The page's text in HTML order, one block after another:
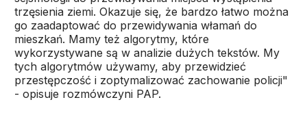
trzęsienia ziemi. Okazuje się, że bardzo łatwo można
go zaadaptować do przewidywania włamań do
mieszkań. Mamy też algorytmy, które
wykorzystywane są w analizie dużych tekstów. My
tych algorytmów używamy, aby przewidzieć
przestępczość i zoptymalizować zachowanie policji"
- opisuje rozmówczyni PAP.